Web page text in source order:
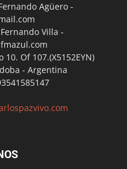
Agüero -
Villa -
Of 107.(X5152EYN)
- Argentina